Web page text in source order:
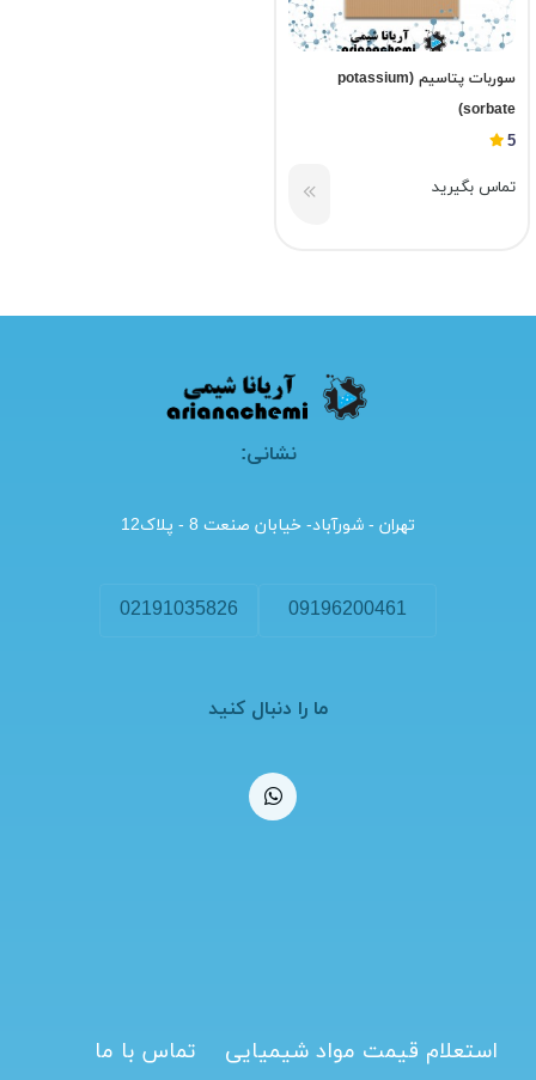
سوربات پتاسیم (potassium
sorbate)
5
تماس بگیرید
نشانی:
تهران - شورآباد- خیابان صنعت 8 - پلاک12
09196200461
02191035826
ما را دنبال کنید
استعلام قیمت مواد شیمیایی تماس با ما